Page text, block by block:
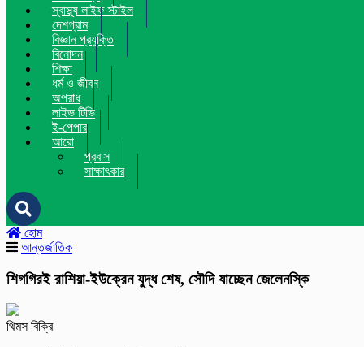
স্বাস্থ্য লাইফ স্টাইল
দেশগ্রাম
বিজ্ঞান প্রযুক্তি
বিনোদন
শিক্ষা
ধর্ম ও জীবন
অপরাধ
লাইভ টিভি
ই-পেপার
আরো
প্রবাস
সাক্ষাৎকার
হোম
আন্তর্জাতিক
শিগগিরই রাশিয়া-ইউক্রেন যুদ্ধ শেষ, সৌদি যাচ্ছেন জেলেনস্কি
থিমস বিক্রি